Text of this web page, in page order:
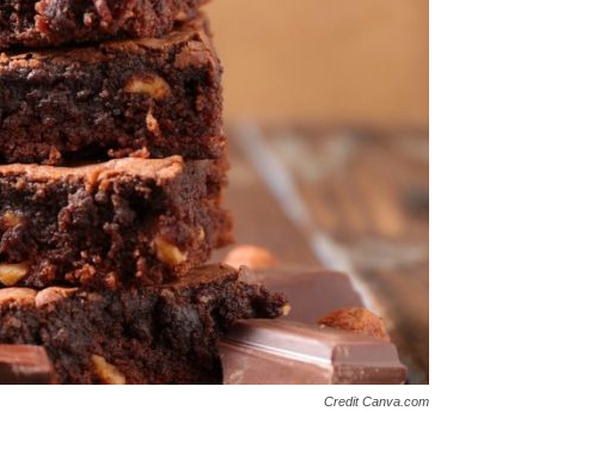
Credit Canva.com